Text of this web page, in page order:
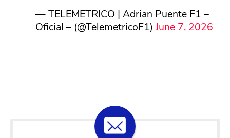
— TELEMETRICO | Adrian Puente F1 –
Oficial – (@TelemetricoF1) June 7, 2026